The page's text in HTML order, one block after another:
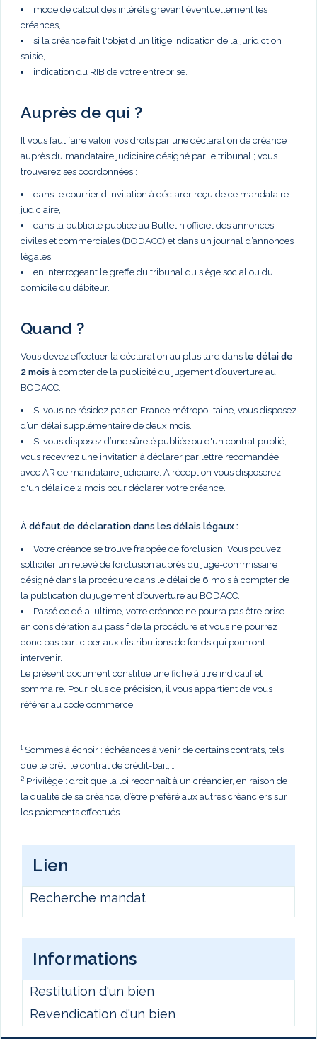
mode de calcul des intérêts grevant éventuellement les
créances,
si la créance fait l'objet d'un litige indication de la juridiction
saisie,
indication du RIB de votre entreprise.
Auprès de qui ?
Il vous faut faire valoir vos droits par une déclaration de créance
auprès du mandataire judiciaire désigné par le tribunal ; vous
trouverez ses coordonnées :
dans le courrier d’invitation à déclarer reçu de ce mandataire
judiciaire,
dans la publicité publiée au Bulletin officiel des annonces
civiles et commerciales (BODACC) et dans un journal d’annonces
légales,
en interrogeant le greffe du tribunal du siège social ou du
domicile du débiteur.
Quand ?
Vous devez effectuer la déclaration au plus tard dans le délai de
2 mois à compter de la publicité du jugement d’ouverture au
BODACC.
Si vous ne résidez pas en France métropolitaine, vous disposez
d’un délai supplémentaire de deux mois.
Si vous disposez d’une sûreté publiée ou d'un contrat publié,
vous recevrez une invitation à déclarer par lettre recomandée
avec AR de mandataire judiciaire. A réception vous disposerez
d'un délai de 2 mois pour déclarer votre créance.
À défaut de déclaration dans les délais légaux :
Votre créance se trouve frappée de forclusion. Vous pouvez
solliciter un relevé de forclusion auprès du juge-commissaire
désigné dans la procédure dans le délai de 6 mois à compter de
la publication du jugement d’ouverture au BODACC.
Passé ce délai ultime, votre créance ne pourra pas être prise
en considération au passif de la procédure et vous ne pourrez
donc pas participer aux distributions de fonds qui pourront
intervenir.
Le présent document constitue une fiche à titre indicatif et
sommaire. Pour plus de précision, il vous appartient de vous
référer au code commerce.
¹ Sommes à échoir : échéances à venir de certains contrats, tels
que le prêt, le contrat de crédit-bail,…
² Privilège : droit que la loi reconnaît à un créancier, en raison de
la qualité de sa créance, d’être préféré aux autres créanciers sur
les paiements effectués.
Lien
Recherche mandat
Informations
Restitution d'un bien
Revendication d'un bien